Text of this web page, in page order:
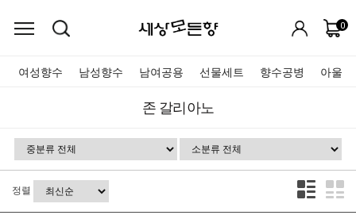
0
여성향수 남성향수 남여공용 선물세트 향수공병 아울렛
존 갈리아노
정렬